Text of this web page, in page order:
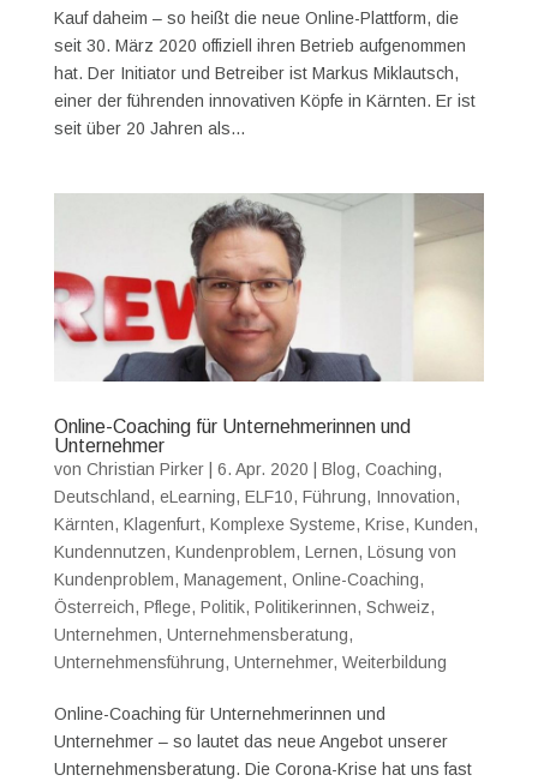
Kauf daheim – so heißt die neue Online-Plattform, die
seit 30. März 2020 offiziell ihren Betrieb aufgenommen
hat. Der Initiator und Betreiber ist Markus Miklautsch,
einer der führenden innovativen Köpfe in Kärnten. Er ist
seit über 20 Jahren als...
Online-Coaching für Unternehmerinnen und
Unternehmer
von Christian Pirker| 6. Apr. 2020 Blog, Coaching,
Deutschland, eLearning, ELF10, Führung, Innovation,
Kärnten, Klagenfurt, Komplexe Systeme, Krise, Kunden,
Kundennutzen, Kundenproblem, Lernen, Lösung von
Kundenproblem, Management, Online-Coaching,
Österreich, Pflege, Politik, Politikerinnen, Schweiz,
Unternehmen, Unternehmensberatung,
Unternehmensführung, Unternehmer, Weiterbildung
Online-Coaching für Unternehmerinnen und
Unternehmer – so lautet das neue Angebot unserer
Unternehmensberatung. Die Corona-Krise hat uns fast